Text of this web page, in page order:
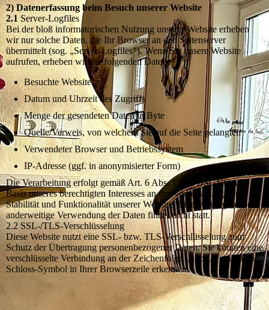
2) Datenerfassung beim Besuch unserer Website
2.1Server-Logfiles
Bei der bloß informatorischen Nutzung unserer Website erheben
wir nur solche Daten, die Ihr Browser an den Seitenserver
übermittelt (sog. „Server-Logfiles"). Wenn Sie unsere Website
aufrufen, erheben wir die folgenden Daten:
Besuchte Website
Datum und Uhrzeit des Zugriffs
Menge der gesendeten Daten in Byte
Quelle/Verweis, von welchem Sie auf die Seite gelangten
Verwendeter Browser und Betriebssystem
IP-Adresse (ggf. in anonymisierter Form)
Die Verarbeitung erfolgt gemäß Art. 6 Abs. 1 lit. f DSGVO auf
Basis unseres berechtigten Interesses an der Verbesserung der
Stabilität und Funktionalität unserer Website. Eine Weitergabe oder
anderweitige Verwendung der Daten findet nicht statt.
2.2 SSL-/TLS-Verschlüsselung
Diese Website nutzt eine SSL- bzw. TLS-Verschlüsselung zum
Schutz der Übertragung personenbezogener Daten. Sie können eine
verschlüsselte Verbindung an der Zeichenfolge „https://" und dem
Schloss-Symbol in Ihrer Browserzeile erkennen.